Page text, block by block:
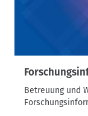
Betreuung und